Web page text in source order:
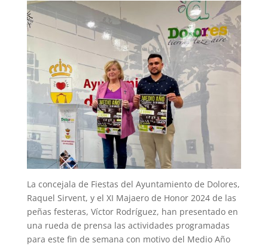
La concejala de Fiestas del Ayuntamiento de Dolores,
Raquel Sirvent, y el XI Majaero de Honor 2024 de las
peñas festeras, Víctor Rodríguez, han presentado en
una rueda de prensa las actividades programadas
para este fin de semana con motivo del Medio Año